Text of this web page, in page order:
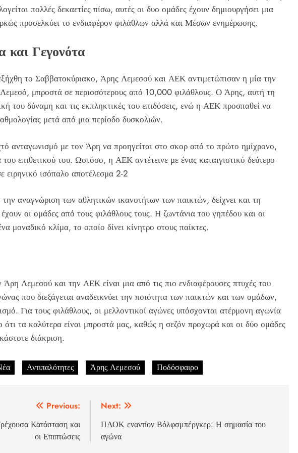
πολλές δεκαετίες πίσω, αυτές οι δυο ομάδες έχουν δημιουργήσει μια
προσελκύει το ενδιαφέρον φιλάθλων αλλά και Μέσων ενημέρωσης.
και Γεγονότα
το Σαββατοκύριακο, Άρης Λεμεσού και ΑΕΚ αντιμετώπισαν η μία την
μπροστά σε περισσότερους από 10,000 φιλάθλους. Ο Άρης, αυτή τη
του δύναμη και τις εκπληκτικές του επιδόσεις, ενώ η ΑΕΚ προσπαθεί να
μετά από μια περίοδο δυσκολιών.
ανταγωνισμό με τον Άρη να προηγείται στο σκορ από το πρώτο ημίχρονο,
επιθετικού του. Ωστόσο, η ΑΕΚ αντέτεινε με ένας καταιγιστικό δεύτερο
ειρηνικό ισόπαλο αποτέλεσμα 2-2
αναγνώριση των αθλητικών ικανοτήτων των παικτών, δείχνει και τη
οι ομάδες από τους φιλάθλους τους. Η ζωντάνια του γηπέδου και οι
μοναδικό κλίμα, το οποίο δίνει κίνητρο στους παίκτες.
Λεμεσού και την ΑΕΚ είναι μια από τις πιο ενδιαφέρουσες πτυχές του
που διεξάγεται αναδεικνύει την ποιότητα των παικτών και των ομάδων,
Για τους φιλάθλους, οι μελλοντικοί αγώνες υπόσχονται ατέρμονη αγωνία
ότι τα καλύτερα είναι μπροστά μας, καθώς η σεζόν προχωρά και οι δύο ομάδες
διάκριση.
Αντιπαλότητες Άρης Λεμεσού Ποδόσφαιρο
Previous:
Κατάσταση και
οι Επιπτώσεις
Next:
ΠΑΟΚ εναντίον Βόλφσμπέργκερ: Η σημασία του
αγώνα